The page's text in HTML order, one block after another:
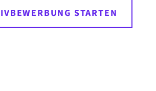
STARTEN